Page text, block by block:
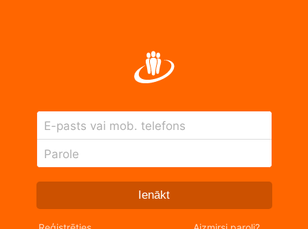
E-pasts vai mob. telefons
Parole
Ienākt